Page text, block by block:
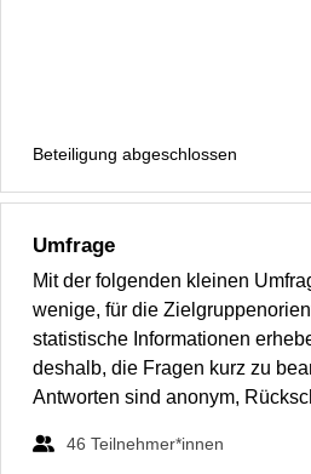
Beteiligung abgeschlossen
Umfrage
Mit der folgenden kleinen
wenige, für die
statistische Informationen
deshalb, die Fragen kurz zu
Antworten sind anonym,
46 Teilnehmer*innen